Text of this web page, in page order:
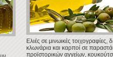
Ελιές σε μινωικές τοιχογραφίες,
κλωνάρια και καρποί σε
προϊστορικών αγγείων,